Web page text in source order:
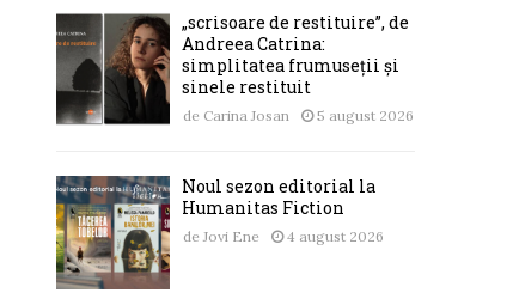
„scrisoare de restituire”, de
Andreea Catrina:
simplitatea frumuseții și
sinele restituit
de Carina Josan 5 august 2026
Noul sezon editorial la
Humanitas Fiction
de Jovi Ene 4 august 2026